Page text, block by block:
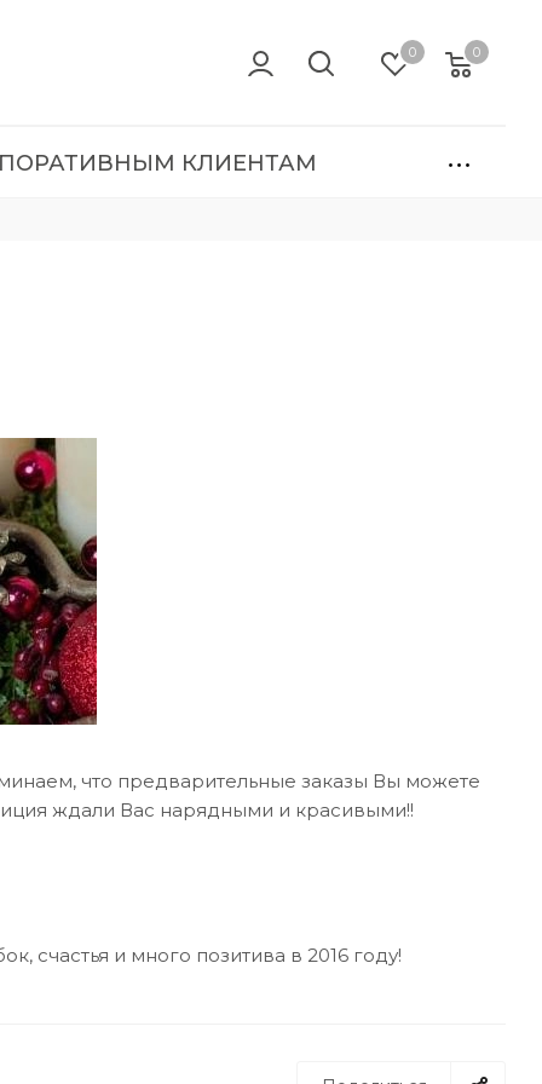
0 0
КЛИЕНТАМ
что предварительные заказы Вы можете
ждали Вас нарядными и красивыми!!
и много позитива в 2016 году!